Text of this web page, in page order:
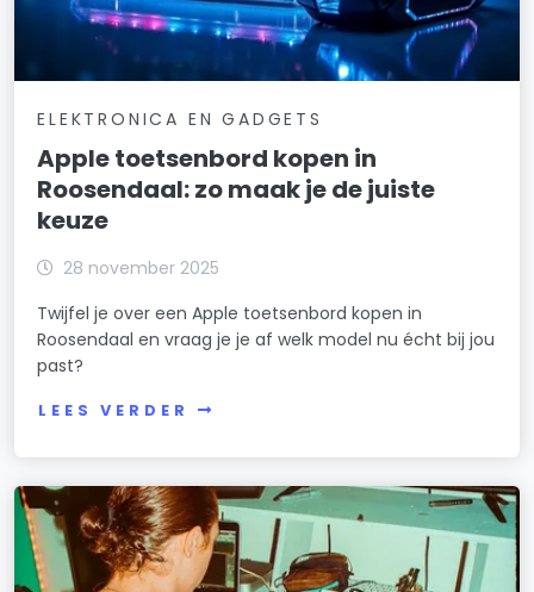
ELEKTRONICA EN GADGETS
Apple toetsenbord kopen in
Roosendaal: zo maak je de juiste
keuze
28 november 2025
Twijfel je over een Apple toetsenbord kopen in
Roosendaal en vraag je je af welk model nu écht bij jou
past?
LEES VERDER